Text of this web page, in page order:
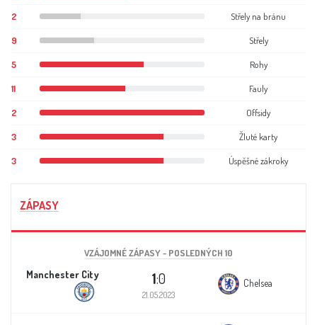
2 Střely na bránu
9 Střely
5 Rohy
11 Fauly
2 Offsidy
3 Žluté karty
3 Úspěšné zákroky
ZÁPASY
VZÁJOMNÉ ZÁPASY - POSLEDNÝCH 10
Manchester City 1:0
21.05.2023
Chelsea